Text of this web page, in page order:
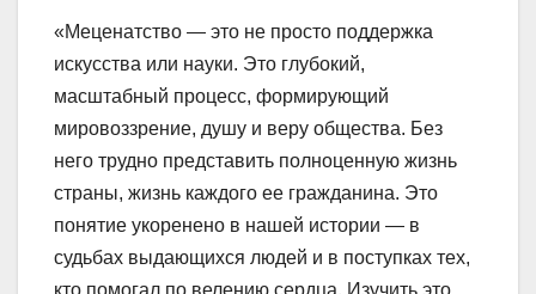
«Меценатство — это не просто поддержка
искусства или науки. Это глубокий,
масштабный процесс, формирующий
мировоззрение, душу и веру общества. Без
него трудно представить полноценную жизнь
страны, жизнь каждого ее гражданина. Это
понятие укоренено в нашей истории — в
судьбах выдающихся людей и в поступках тех,